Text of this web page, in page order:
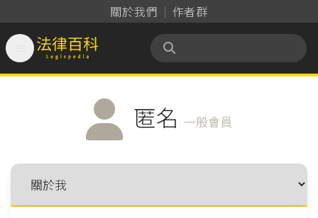
關於我們 作者群
法律百科 Legispedia
匿名 一般會員